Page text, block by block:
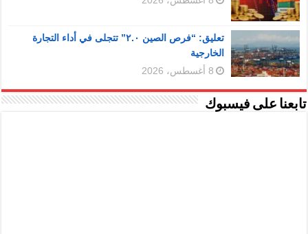
تعليق: “فرص الصين ٢.٠” تتجلى في أداء التجارة
الخارجية
8 أغسطس، 2026
تابعنا على فيسبوك